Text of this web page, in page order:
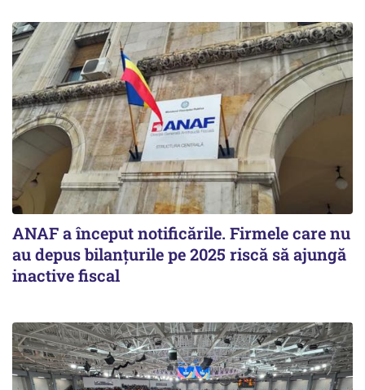
ANAF a început notificările. Firmele care nu
au depus bilanțurile pe 2025 riscă să ajungă
inactive fiscal